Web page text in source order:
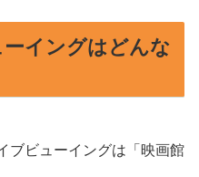
イングはどんな
ブビューイングは「映画館